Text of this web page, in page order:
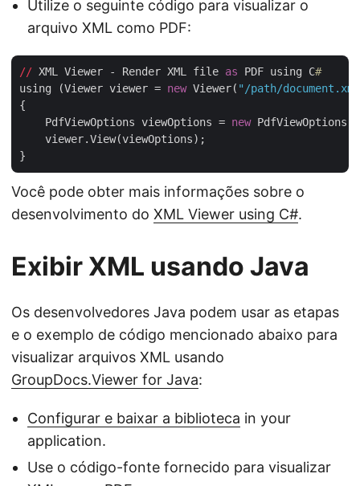
Utilize o seguinte código para visualizar o
arquivo XML como PDF:
// XML Viewer - Render XML file as PDF using C#
using (Viewer viewer = new Viewer( "/path/
{
    PdfViewOptions viewOptions =
new PdfViewOptions(
    viewer.View(viewOptions);
Você pode obter mais informações sobre o
desenvolvimento do XML Viewer using C#.
Exibir XML usando Java
Os desenvolvedores Java podem usar as etapas
e o exemplo de código mencionado abaixo para
visualizar arquivos XML usando
GroupDocs.Viewer for Java:
Configurar e baixar a biblioteca in your
application.
Use o código-fonte fornecido para visualizar